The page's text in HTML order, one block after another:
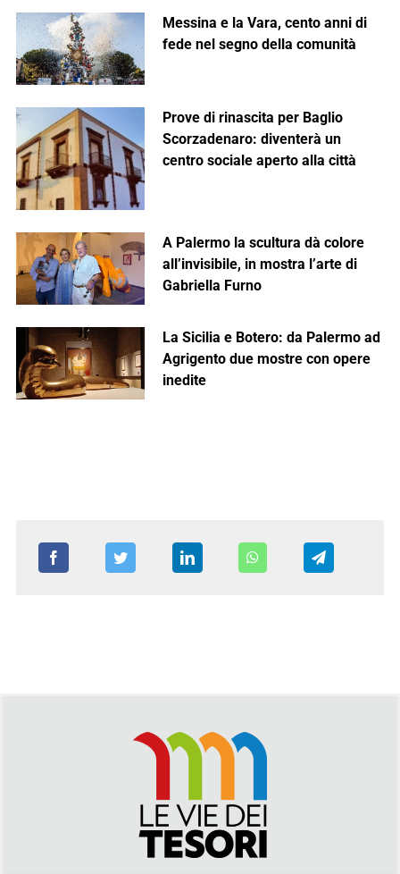
Messina e la Vara, cento anni di
fede nel segno della comunità
Prove di rinascita per Baglio
Scorzadenaro: diventerà un
centro sociale aperto alla città
A Palermo la scultura dà colore
all’invisibile, in mostra l’arte di
Gabriella Furno
La Sicilia e Botero: da Palermo ad
Agrigento due mostre con opere
inedite